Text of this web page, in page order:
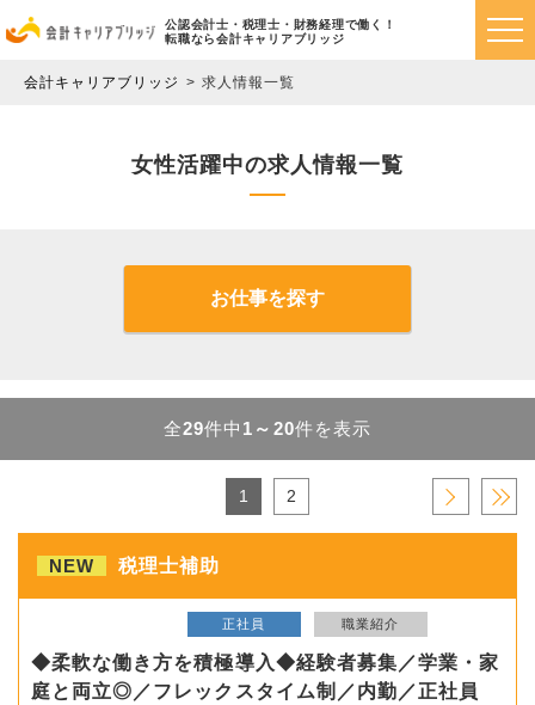
公認会計士・税理士・財務経理で働く！
転職なら会計キャリアブリッジ
会計キャリアブリッジ 求人情報一覧
女性活躍中の求人情報一覧
お仕事を探す
全29件中 1～20件を表示
1 2 › »
NEW 税理士補助
正社員 職業紹介
◆柔軟な働き方を積極導入◆経験者募集／学業・家
庭と両立◎／フレックスタイム制／内勤／正社員